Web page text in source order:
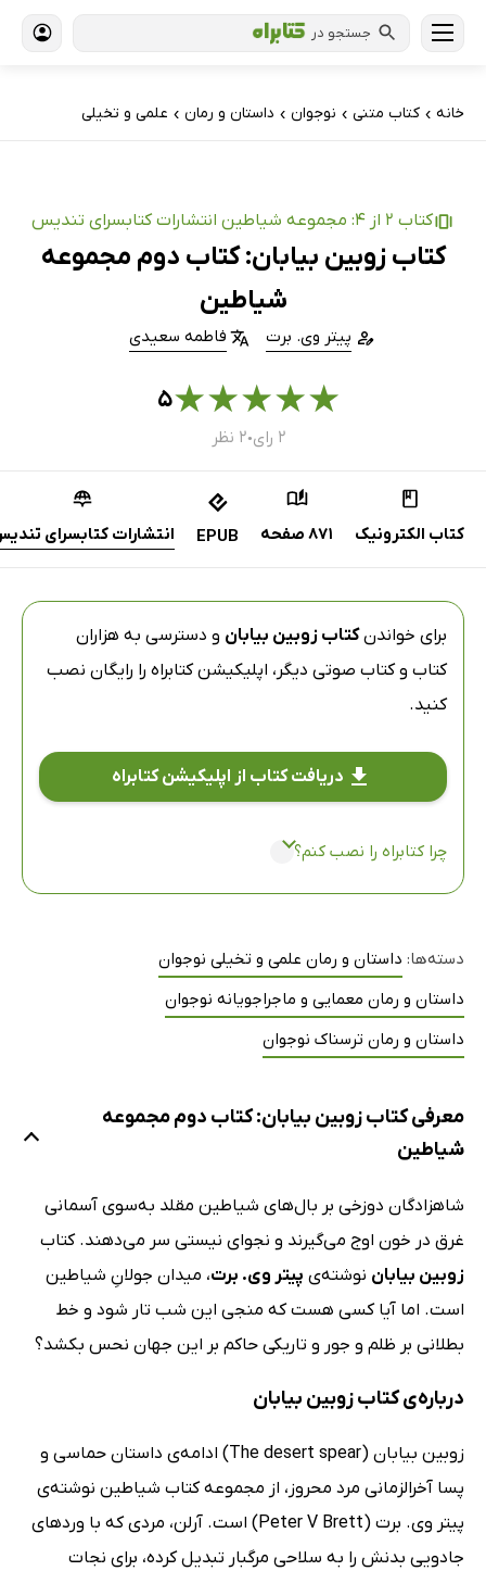
جستجو در
خانه › کتاب‌ متنی › نوجوان › داستان و رمان › علمی و تخیلی
کتاب 2 از 4: مجموعه شیاطین انتشارات کتابسرای تندیس
کتاب زوبین بیابان: کتاب دوم مجموعه
شیاطین
پیتر وی. برت فاطمه سعیدی
★
★
★
★
★۵
۲ رای ● ۲ نظر
کتاب الکترونیک 871 صفحه EPUB انتشارات کتابسرای
برای خواندنکتاب زوبین بیابان و دسترسی به هزاران
کتاب و کتاب صوتی دیگر، اپلیکیشن کتابراه را رایگان نصب
کنید.
دریافت کتاب از اپلیکیشن کتابراه
چرا کتابراه را نصب کنم؟
دسته‌ها: داستان و رمان علمی و تخیلی نوجوان
داستان و رمان معمایی و ماجراجویانه نوجوان
داستان و رمان ترسناک نوجوان
معرفی کتاب زوبین بیابان: کتاب دوم مجموعه
شیاطین
شاهزادگان دوزخی بر بال‌های شیاطین مقلد به‌سوی آسمانی
غرق در خون اوج می‌گیرند و نجوای نیستی سر می‌دهند. کتاب
زوبین بیابان نوشته‌ی پیتر وی. برت، میدان جولانِ شیاطین
است. اما آیا کسی هست که منجی این شب تار شود و خط
بطلانی بر ظلم و جور و تاریکی حاکم بر این جهان نحس بکشد؟
درباره‌ی کتاب زوبین بیابان
زوبین بیابان (The desert spear) ادامه‌ی داستان حماسی و
پسا آخرالزمانی مرد محروز، از مجموعه کتاب شیاطین نوشته‌ی
پیتر وی. برت (Peter V Brett) است. آرلن، مردی که با وردهای
جادویی بدنش را به سلاحی مرگبار تبدیل کرده، برای نجات